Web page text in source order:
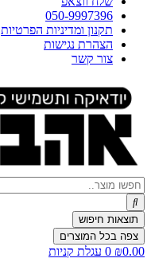
050-9997396
תקנון ומדיניות הפרטיות
הצהרת נגישות
צור קשר
Search
...
תוצאות חיפוש
צפה בכל המוצרים
₪0.00
0 עגלת קניות